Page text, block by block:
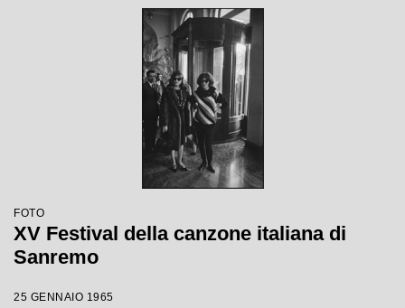
FOTO
XV Festival della canzone italiana di
Sanremo
25 GENNAIO 1965